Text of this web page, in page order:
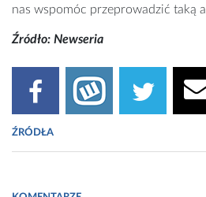
nas wspomóc przeprowadzić taką
Źródło: Newseria
ŹRÓDŁA
technologia-8760350/